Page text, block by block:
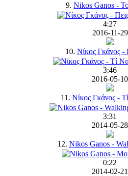
9. Nikos Ganos -
4:27
2016-11-29
10. Νίκος Γκάνος -
3:46
2016-05-10
11. Νίκος Γκάνος -
3:31
2014-05-28
12. Nikos Ganos -
0:22
2014-02-21